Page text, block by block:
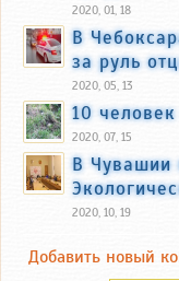
2020, 01, 18
В
за руль
2020, 05, 13
10
2020, 07, 15
В Чувашии
2020, 10, 19
Добавить новый